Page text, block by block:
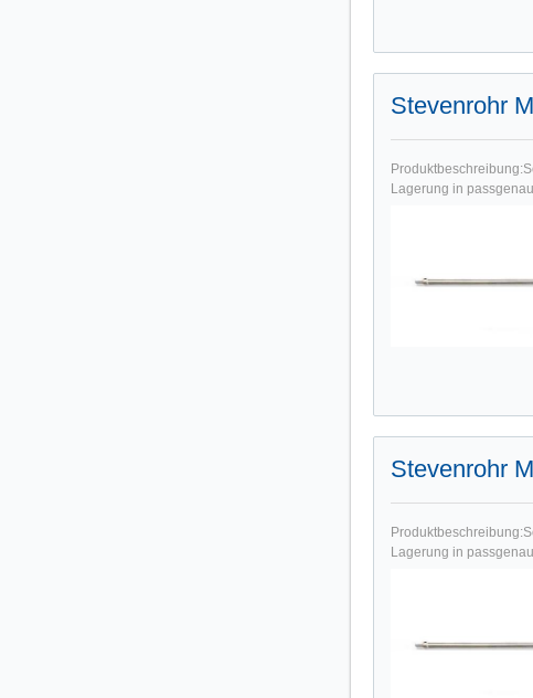
Stevenrohr
Lagerung in
Stevenrohr
Lagerung in